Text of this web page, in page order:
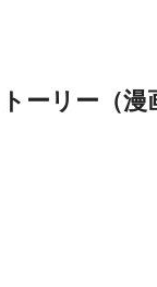
ーリー（漫